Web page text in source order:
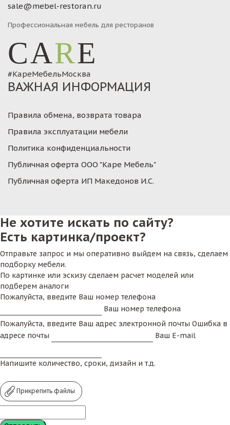
sale@mebel-restoran.ru
Профессиональная мебель для ресторанов
CARE
#КареМебельМосква
ВАЖНАЯ ИНФОРМАЦИЯ
Правила обмена, возврата товара
Правила эксплуатации мебели
Политика конфиденциальности
Публичная оферта ООО "Каре Мебель"
Публичная оферта ИП Македонов И.С.
Не хотите искать по сайту?
Есть картинка/проект?
Отправьте запрос и мы оперативно выйдем на связь, сделаем
подборку мебели.
По картинке или эскизу сделаем расчет моделей или
подберем аналоги
Пожалуйста, введите Ваш номер телефона
Ваш номер телефона
Пожалуйста, введите Ваш адрес электронной почты Ошибка в
адресе почты
Ваш E-mail
Напишите количество, сроки, дизайн и т.д.
Прикрепить файлы